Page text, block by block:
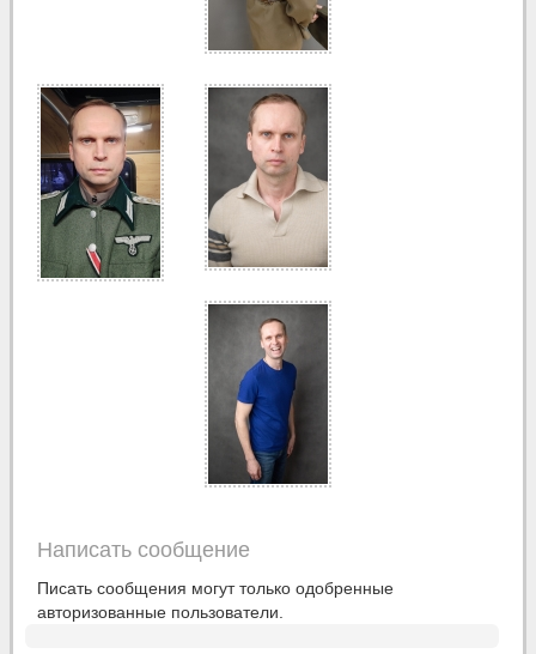
Написать сообщение
Писать сообщения могут только одобренные
авторизованные пользователи.